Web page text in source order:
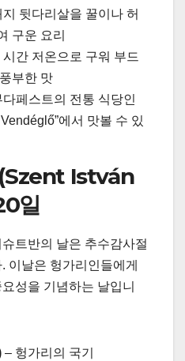
지 뒷다리살을 꿀이나 허
구운 요리
시간 저온으로 구워 부드
부한 맛
다페스트의 전통 식당인
에서 맛볼 수 있
István
일
트반의 날은 추수감사절
이날은 헝가리인들에게
성을 기념하는 날입니
– 헝가리의 국기